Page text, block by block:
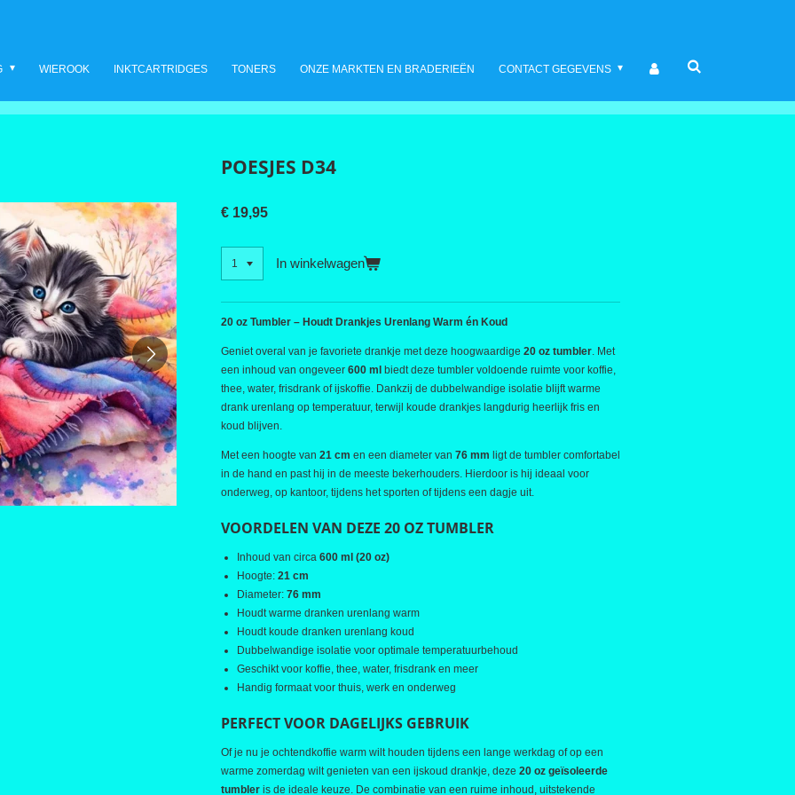
WIEROOK INKTCARTRIDGES TONERS ONZE MARKTEN EN BRADERIEËN CONTACT GEGEVENS
POESJES D34
€ 19,95
In winkelwagen
20 oz Tumbler – Houdt Drankjes Urenlang Warm én Koud
Geniet overal van je favoriete drankje met deze hoogwaardige 20 oz tumbler . Met
een inhoud van ongeveer 600 ml biedt deze tumbler voldoende ruimte voor koffie,
thee, water, frisdrank of ijskoffie. Dankzij de dubbelwandige isolatie blijft warme
drank urenlang op temperatuur, terwijl koude drankjes langdurig heerlijk fris en
koud blijven.
Met een hoogte van 21 cm en een diameter van 76 mm ligt de tumbler comfortabel
in de hand en past hij in de meeste bekerhouders. Hierdoor is hij ideaal voor
onderweg, op kantoor, tijdens het sporten of tijdens een dagje uit.
VOORDELEN VAN DEZE 20 OZ TUMBLER
Inhoud van circa 600 ml (20 oz)
Hoogte: 21 cm
Diameter: 76 mm
Houdt warme dranken urenlang warm
Houdt koude dranken urenlang koud
Dubbelwandige isolatie voor optimale temperatuurbehoud
Geschikt voor koffie, thee, water, frisdrank en meer
Handig formaat voor thuis, werk en onderweg
PERFECT VOOR DAGELIJKS GEBRUIK
Of je nu je ochtendkoffie warm wilt houden tijdens een lange werkdag of op een
warme zomerdag wilt genieten van een ijskoud drankje, deze 20 oz geïsoleerde
tumbler is de ideale keuze. De combinatie van een ruime inhoud, uitstekende